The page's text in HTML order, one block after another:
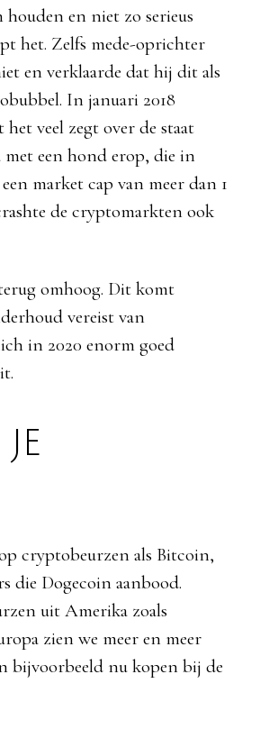
en niet zo serieus
het. Zelfs mede-oprichter
en verklaarde dat hij dit als
In januari 2018
veel zegt over de staat
een hond erop, die in
market cap van meer dan 1
de cryptomarkten ook
omhoog. Dit komt
vereist van
in 2020 enorm goed
cryptobeurzen als Bitcoin,
die Dogecoin aanbood.
uit Amerika zoals
zien we meer en meer
bijvoorbeeld nu kopen bij de